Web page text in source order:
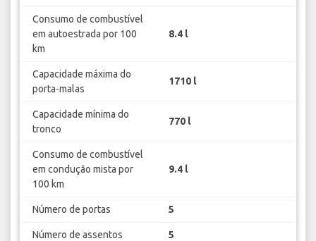
Consumo de combustível
em autoestrada por 100
km
8.4 l
Capacidade máxima do
porta-malas
1710 l
Capacidade mínima do
tronco
770 l
Consumo de combustível
em condução mista por
100 km
9.4 l
Número de portas 5
Número de assentos 5